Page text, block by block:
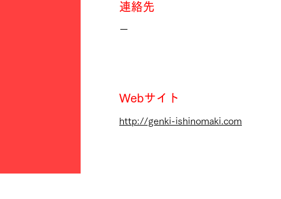
​連絡先
ー
Webサイト
http://genki-ishinomaki.com